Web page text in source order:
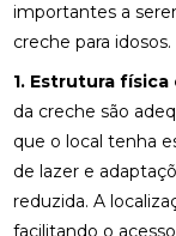
importantes a
creche para idosos.
1. Estrutura
da creche são
que o local tenha
de lazer e
reduzida. A
facilitando o